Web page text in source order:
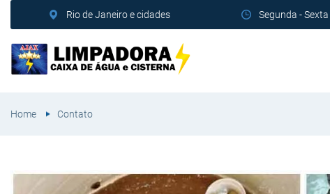
Rio de Janeiro e cidades Segunda -
Home Contato